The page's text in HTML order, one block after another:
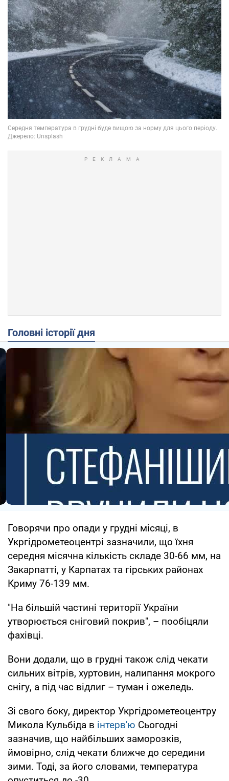
Головні історії дня
Говорячи про опади у грудні місяці, в
Укргідрометеоцентрі зазначили, що їхня
середня місячна кількість складе 30-66 мм, на
Закарпатті, у Карпатах та гірських районах
Криму 76-139 мм.
"На більшій частині території України
утворюється сніговий покрив", – пообіцяли
фахівці.
Вони додали, що в грудні також слід чекати
сильних вітрів, хуртовин, налипання мокрого
снігу, а під час відлиг – туман і ожеледь.
Зі свого боку, директор Укргідрометеоцентру
Микола Кульбіда в інтерв'ю Сьогодні
зазначив, що найбільших заморозків,
ймовірно, слід чекати ближче до середини
зими. Тоді, за його словами, температура